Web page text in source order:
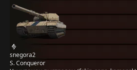
snegora2
S. Conqueror